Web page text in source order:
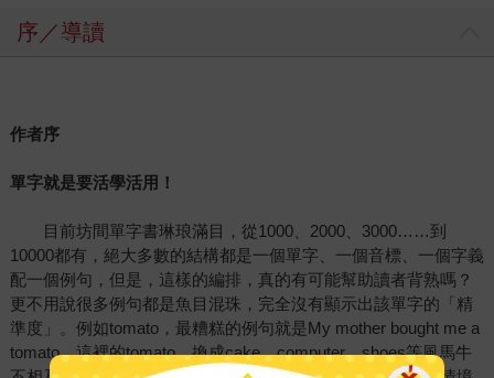
序／導讀
作者序
單字就是要活學活用！
目前坊間單字書琳琅滿目，從1000、2000、3000……到
10000都有，絕大多數的結構都是一個單字、一個音標、一個字義
配一個例句，但是，這樣的編排，真的有可能幫助讀者背熟嗎？
更不用說很多例句都是魚目混珠，完全沒有顯示出該單字的「精
準度」。例如tomato，最糟糕的例句就是My mother bought me a
tomato。這裡的tomato，換成cake、computer、shoes等風馬牛